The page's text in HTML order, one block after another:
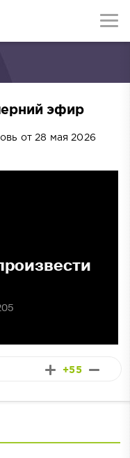
эфир
от 28 мая 2026
+55